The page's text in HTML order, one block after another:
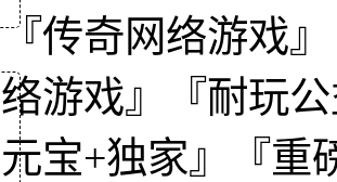
『传奇网络游戏
络游戏』『耐玩公
元宝+独家』『重